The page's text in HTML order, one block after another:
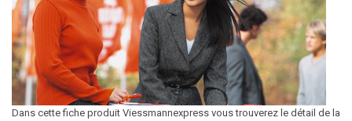
Dans cette fiche produit Viessmannexpress vous trouverez le détail de la